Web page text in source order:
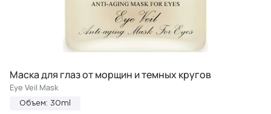
Маска для глаз от морщин и темных кругов
Eye Veil Mask
Объем: 30ml